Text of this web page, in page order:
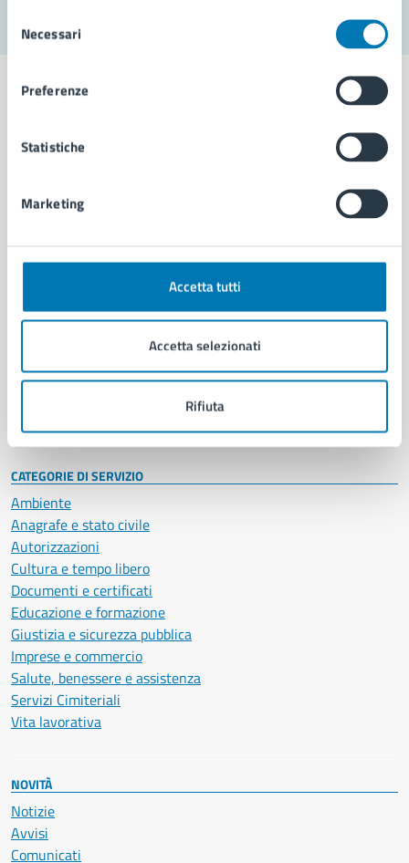
delNecessari
Preferenze
Statistiche
Marketing
Accetta tutti
Accetta selezionati
Rifiuta
Comune di Napoli
AMMINISTRAZIONE
Organi di governo
Enti e fondazioni
Personale amministrativo
Intranet, posta aziendale e protocollo
CATEGORIE DI SERVIZIO
Ambiente
Anagrafe e stato civile
Autorizzazioni
Cultura e tempo libero
Documenti e certificati
Educazione e formazione
Giustizia e sicurezza pubblica
Imprese e commercio
Salute, benessere e assistenza
Servizi Cimiteriali
Vita lavorativa
NOVITÀ
Notizie
Avvisi
Comunicati